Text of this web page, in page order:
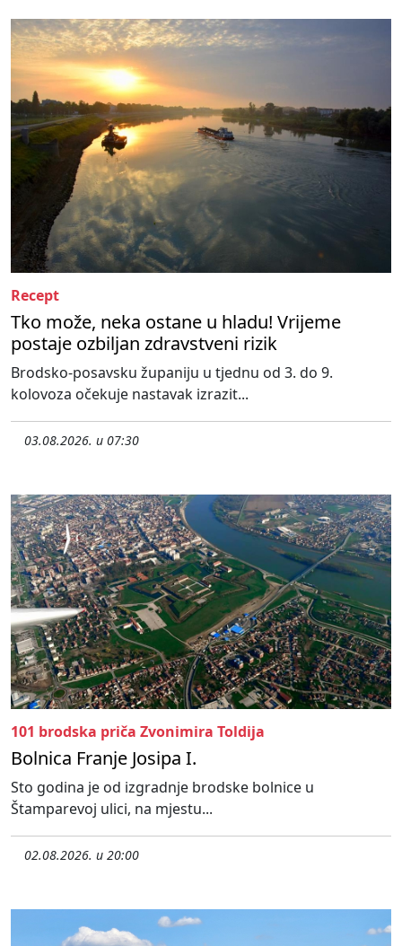
Recept
Tko može, neka ostane u hladu! Vrijeme
postaje ozbiljan zdravstveni rizik
Brodsko-posavsku županiju u tjednu od 3. do 9.
kolovoza očekuje nastavak izrazit...
03.08.2026. u 07:30
101 brodska priča Zvonimira Toldija
Bolnica Franje Josipa I.
Sto godina je od izgradnje brodske bolnice u
Štamparevoj ulici, na mjestu...
02.08.2026. u 20:00